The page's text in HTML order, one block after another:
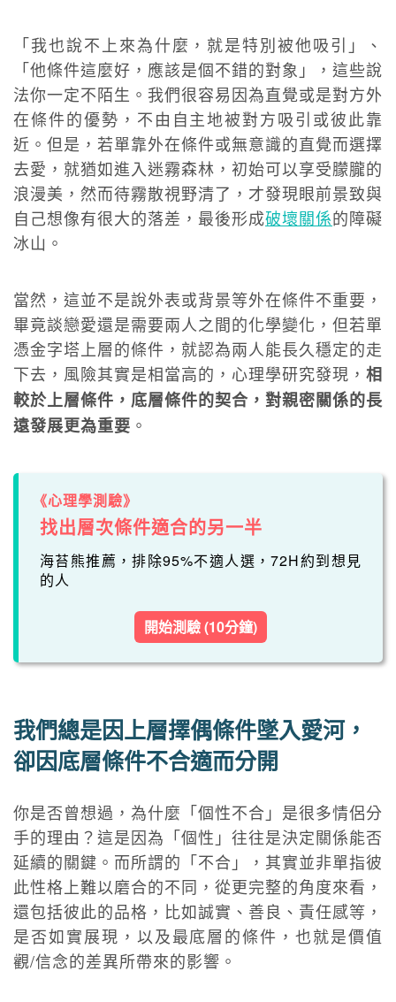
「我也說不上來為什麼，就是特別被他吸引」、
「他條件這麼好，應該是個不錯的對象」，這些說
法你一定不陌生。我們很容易因為直覺或是對方外
在條件的優勢，不由自主地被對方吸引或彼此靠
近。但是，若單靠外在條件或無意識的直覺而選擇
去愛，就猶如進入迷霧森林，初始可以享受朦朧的
浪漫美，然而待霧散視野清了，才發現眼前景致與
自己想像有很大的落差，最後形成破壞關係的障礙
冰山。
當然，這並不是說外表或背景等外在條件不重要，
畢竟談戀愛還是需要兩人之間的化學變化，但若單
憑金字塔上層的條件，就認為兩人能長久穩定的走
下去，風險其實是相當高的，心理學研究發現， 相
較於上層條件，底層條件的契合，對親密關係的長
遠發展更為重要 。
《心理學測驗》
找出層次條件適合的另一半
海苔熊推薦，排除95%不適人選，72H約到想見
的人
開始測驗 (10分鐘)
我們總是因上層擇偶條件墜入愛河，
卻因底層條件不合適而分開
你是否曾想過，為什麼「個性不合」是很多情侶分
手的理由？這是因為「個性」往往是決定關係能否
延續的關鍵。而所謂的「不合」，其實並非單指彼
此性格上難以磨合的不同，從更完整的角度來看，
還包括彼此的品格，比如誠實、善良、責任感等，
是否如實展現，以及最底層的條件，也就是價值
觀/信念的差異所帶來的影響。